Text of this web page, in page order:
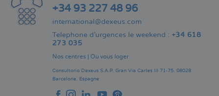
+34 93 227 48 96
international@dexeus.com
Telephone d’urgences le weekend : +34 618
273 035
Nos centres Où vous loger
Consultorio Dexeus S.A.P. Gran Via Carles III 71-75. 08028
Barcelone. Espagne